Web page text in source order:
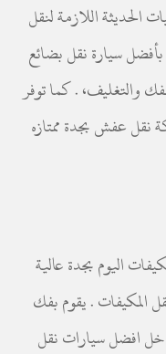
الحديثة اللازمة لنقل
سيارة نقل بضائع
والتغليف، . كما توفر
عفش بجدة ممتازه
اليوم بجدة عالية
المكيفات . يقوم بفك
افضل سيارات نقل